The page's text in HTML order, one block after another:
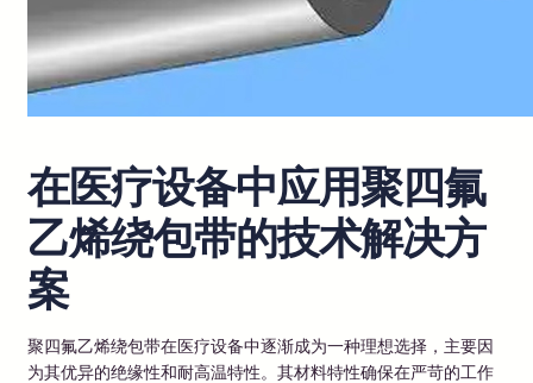
在医疗设备中应用聚四氟
乙烯绕包带的技术解决方
案
聚四氟乙烯绕包带在医疗设备中逐渐成为一种理想选择，主要因
为其优异的绝缘性和耐高温特性。其材料特性确保在严苛的工作